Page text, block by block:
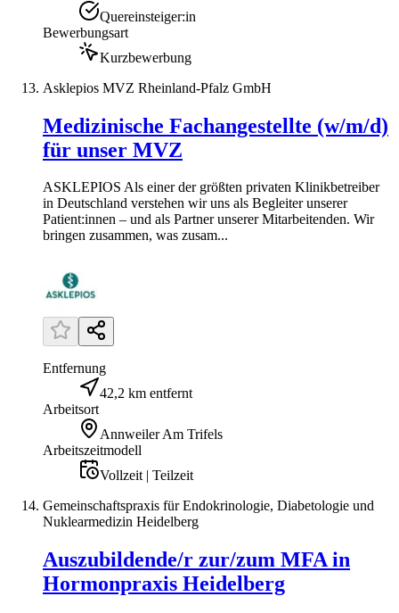
Quereinsteiger:in
Bewerbungsart
Kurzbewerbung
Asklepios MVZ Rheinland-Pfalz GmbH
Medizinische Fachangestellte (w/m/d)
für unser MVZ
ASKLEPIOS Als einer der größten privaten Klinikbetreiber
in Deutschland verstehen wir uns als Begleiter unserer
Patient:innen – und als Partner unserer Mitarbeitenden. Wir
bringen zusammen, was zusam...
Entfernung
42,2 km entfernt
Arbeitsort
Annweiler Am Trifels
Arbeitszeitmodell
Vollzeit | Teilzeit
Gemeinschaftspraxis für Endokrinologie, Diabetologie und
Nuklearmedizin Heidelberg
Auszubildende/r zur/zum MFA in
Hormonpraxis Heidelberg